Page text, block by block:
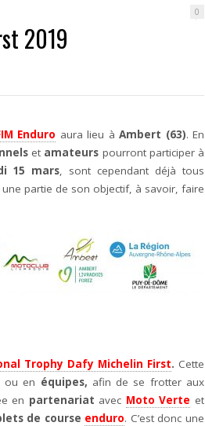
0
2019
Enduro aura lieu àAmbert (63). En
et amateurs pourront participer à
15 mars, sont cependant déjà tous
partie de son objectif, à savoir, faire
Trophy Dafy Michelin First. Cette
ou en équipes, afin de se frotter aux
en partenariat avec Moto Verte et
de course enduro. C’est donc une